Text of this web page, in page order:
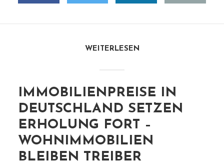
WEITERLESEN
IMMOBILIENPREISE IN
DEUTSCHLAND SETZEN
ERHOLUNG FORT –
WOHNIMMOBILIEN
BLEIBEN TREIBER